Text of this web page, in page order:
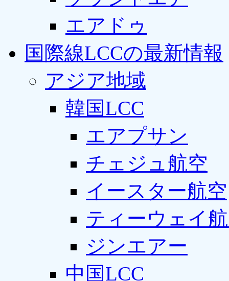
エアドゥ
国際線LCCの最新情報
アジア地域
韓国LCC
エアプサン
チェジュ航空
イースター航空
ティーウェイ
ジンエアー
中国LCC